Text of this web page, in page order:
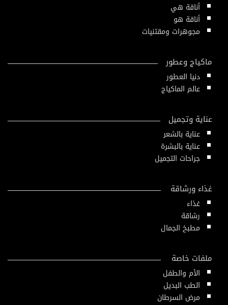
أناقة هي
أناقة هو
مجوهرات ومقتنيات
ماكياج وعطور
دنيا العطور
عالم الماكياج
عناية وتجميل
عناية بالشعر
عناية بالبشرة
جراحات التجميل
غذاء ورشاقة
غذاء
رشاقة
مطبخ الجمال
ملفات خاصة
الأم والطفل
الطب البديل
مرض السرطان